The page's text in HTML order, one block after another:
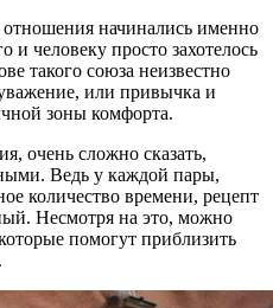
начинались именно
и человеку просто захотелось
такого союза неизвестно
или привычка и
зоны комфорта.
очень сложно сказать,
Ведь у каждой пары,
количество времени, рецепт
Несмотря на это, можно
помогут приблизить